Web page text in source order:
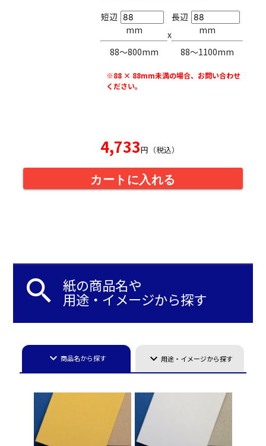
短辺
mm
88〜800mm
x
長辺
mm
88〜1100mm
※88 × 88mm未満の場合、お問い合わせ
ください。
4,733円（税込）
カートに入れる
search 紙の商品名や
用途・イメージから探す
keyboard_arrow_down 商品名から探す keyboard_arrow_down用途・イメージから探す